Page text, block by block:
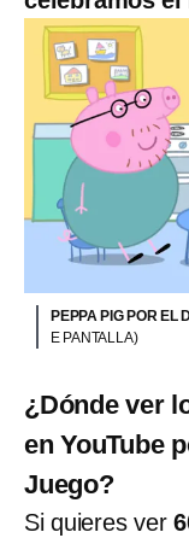
PEPPA PIG POR EL
E PANTALLA)
¿Dónde ver
en YouTube
Juego?
Si quieres ver